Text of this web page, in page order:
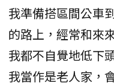
我準備搭區間公車
的路上，經常和來
我都不自覺地低下
我當作是老人家，